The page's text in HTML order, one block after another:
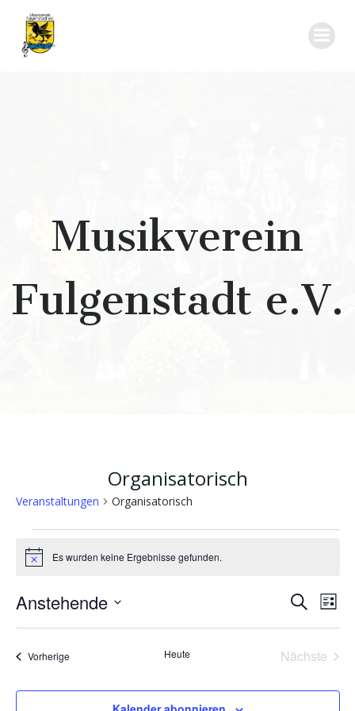
Musikverein
Fulgenstadt e.V.
Organisatorisch
Veranstaltungen Organisatorisch
Veranstaltungen
HinweisEs wurden keine Ergebnisse gefunden.
V
e
r
SucheV
e
r
a
Liste
Anstehende
Datum
VorherigeVeranstaltungen Heute
Nächste